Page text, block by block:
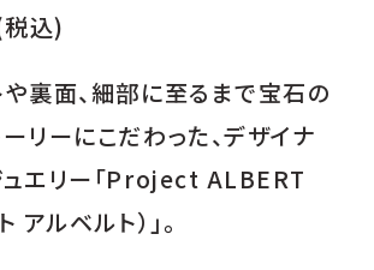
込)
裏面、細部に至るまで宝石の
リーにこだわった、デザイナ
ュエリー「Project ALBERT
アルベルト）」。